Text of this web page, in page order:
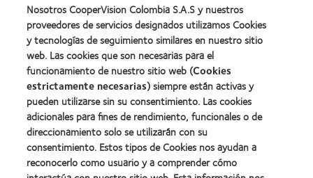
Nuestros productos
Encuentra tu lente
Nosotros CooperVision Colombia S.A.S y nuestros
proveedores de servicios designados utilizamos Cookies
y tecnologías de seguimiento similares en nuestro sitio
web. Las cookies que son necesarias para el
funcionamiento de nuestro sitio web (Cookies
estrictamente necesarias) siempre están activas y
pueden utilizarse sin su consentimiento. Las cookies
adicionales para fines de rendimiento, funcionales o de
direccionamiento solo se utilizarán con su
consentimiento. Estos tipos de Cookies nos ayudan a
reconocerlo como usuario y a comprender cómo